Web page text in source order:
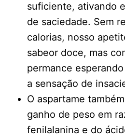
suficiente, ativando
de saciedade. Sem
calorias, nosso
sabeor doce, mas
permance
a sensação de
O aspartame
ganho de peso em
fenilalanina e do